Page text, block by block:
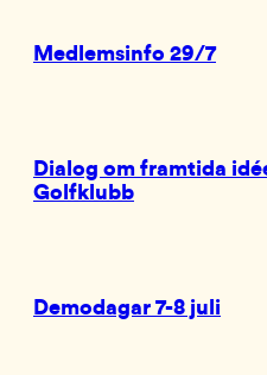
Medlemsinfo 29/7
Dialog om framtida
Golfklubb
Demodagar 7-8 juli